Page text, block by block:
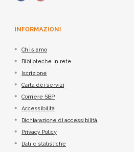
INFORMAZIONI
Chi siamo
Biblioteche in rete
Iscrizione
Carta dei servizi
Corriere SBP
Accessibilità
Dichiarazione di accessibilità
Privacy Policy
Dati e statistiche